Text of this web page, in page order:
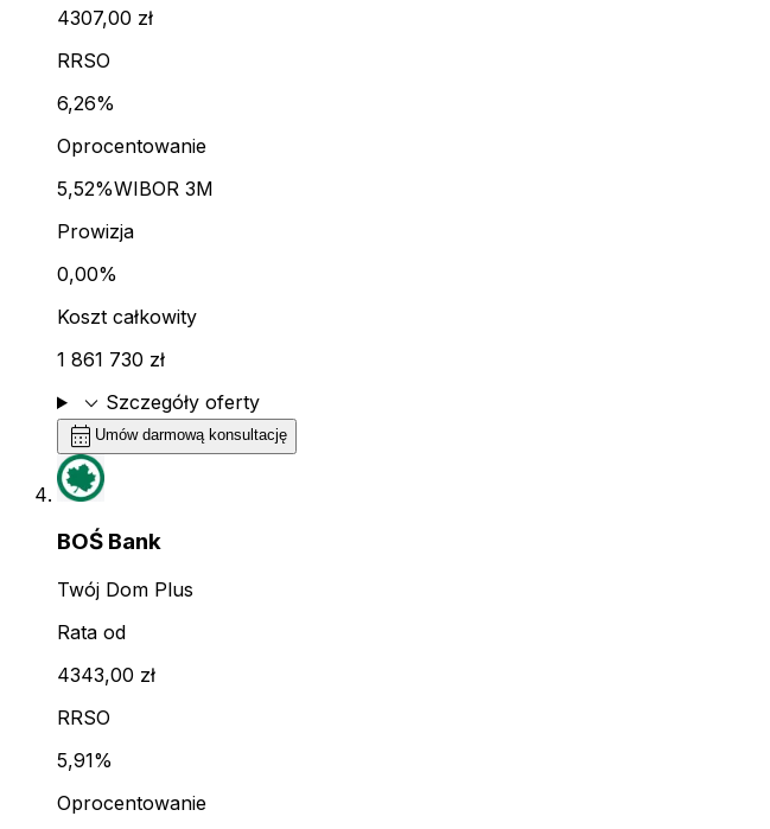
4307,00 zł
RRSO
6,26%
Oprocentowanie
5,52%WIBOR 3M
Prowizja
0,00%
Koszt całkowity
1 861 730 zł
expand_more Szczegóły oferty
calendar_month Umów darmową konsultację
BOŚ Bank
Twój Dom Plus
Rata od
4343,00 zł
RRSO
5,91%
Oprocentowanie